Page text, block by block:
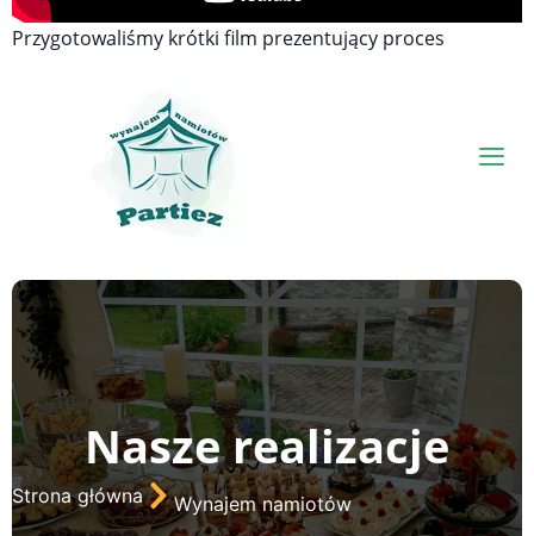
Przygotowaliśmy krótki film prezentujący proces
Nasze realizacje
Strona główna Wynajem namiotów